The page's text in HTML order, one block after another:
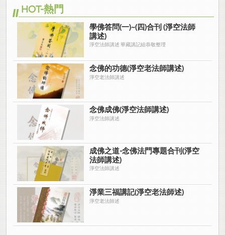
HOT-熱門
學佛答問(一)~(四)合刊 (淨空法師
講述)
淨空法師講述 華藏講記組恭敬整理
念佛的功德(淨空老法師講述)
淨空老法師講述
念佛成佛(淨空法師講述)
淨空法師講述
成佛之道-念佛法門專題合刊(淨空
法師講述)
淨空法師講述
淨業三福講記(淨空老法師述)
淨空老法師述